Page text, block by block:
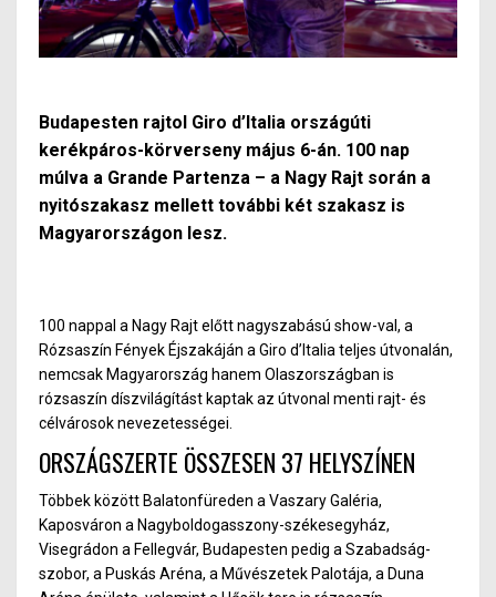
Budapesten rajtol Giro d’Italia országúti
kerékpáros-körverseny május 6-án. 100 nap
múlva a Grande Partenza – a Nagy Rajt során a
nyitószakasz mellett további két szakasz is
Magyarországon lesz.
100 nappal a Nagy Rajt előtt nagyszabású show-val, a
Rózsaszín Fények Éjszakáján a Giro d’Italia teljes útvonalán,
nemcsak Magyarország hanem Olaszországban is
rózsaszín díszvilágítást kaptak az útvonal menti rajt- és
célvárosok nevezetességei.
ORSZÁGSZERTE ÖSSZESEN 37 HELYSZÍNEN
Többek között Balatonfüreden a Vaszary Galéria,
Kaposváron a Nagyboldogasszony-székesegyház,
Visegrádon a Fellegvár, Budapesten pedig a Szabadság-
szobor, a Puskás Aréna, a Művészetek Palotája, a Duna